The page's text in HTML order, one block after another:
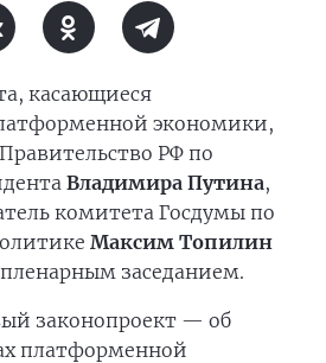
касающиеся
экономики,
РФ по
Владимира Путина,
комитета Госдумы по
Максим Топилин
заседанием.
законопроект — об
платформенной